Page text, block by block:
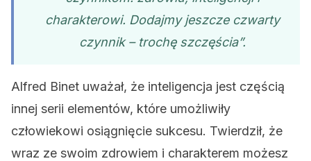
charakterowi. Dodajmy jeszcze czwarty
czynnik – trochę szczęścia”.
Alfred Binet uważał, że inteligencja jest częścią
innej serii elementów, które umożliwiły
człowiekowi osiągnięcie sukcesu. Twierdził, że
wraz ze swoim zdrowiem i charakterem możesz